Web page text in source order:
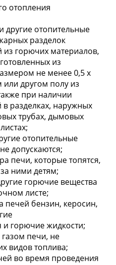
отопления
другие отопительные
разделок
из горючих материалов,
из
не менее 0,5 x
другом полу из
при наличии
разделках, наружных
трубах, дымовых
отопительные
допускаются;
печи, которые топятся,
ними детям;
горючие вещества
листе;
печей бензин, керосин,
горючие жидкости;
газом печи, не
видов топлива;
во время проведения